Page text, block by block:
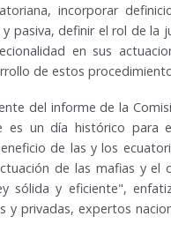
incorporar
pasiva, definir el rol de la
en sus
de estos
del informe de la
es un día histórico para
de las y los
de las mafias y el
sólida y eficiente",
y privadas, expertos